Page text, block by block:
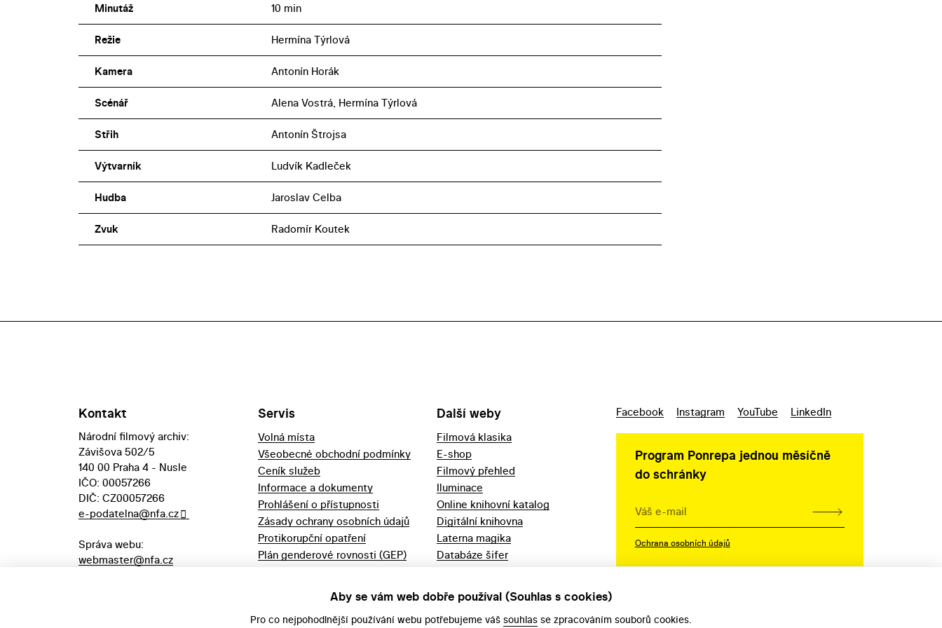
Minutáž 10 min
Režie Hermína Týrlová
Kamera Antonín Horák
Scénář Alena Vostrá, Hermína Týrlová
Střih Antonín Štrojsa
Výtvarník Ludvík Kadleček
Hudba Jaroslav Celba
Zvuk Radomír Koutek
Kontakt
Národní filmový archiv:
Závišova 502/5
140 00 Praha 4 - Nusle
IČO: 00057266
DIČ: CZ00057266
e-podatelna@nfa.cz
Správa webu:
webmaster@nfa.cz
Servis
Volná místa
Všeobecné obchodní podmínky
Ceník služeb
Informace a dokumenty
Prohlášení o přístupnosti
Zásady ochrany osobních údajů
Protikorupční opatření
Plán genderové rovnosti (GEP)
Další weby
Filmová klasika
E-shop
Filmový přehled
Iluminace
Online knihovní katalog
Digitální knihovna
Laterna magika
Databáze šifer
Facebook Instagram YouTube LinkedIn
Program Ponrepa jednou měsíčně
do schránky
Ochrana osobních údajů
Aby se vám web dobře používal (Souhlas s cookies)
Pro co nejpohodlnější používání webu potřebujeme váš souhlas se zpracováním souborů cookies.